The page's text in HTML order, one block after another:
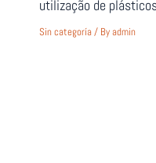
utilização de
Sin categoría/ Byadmin